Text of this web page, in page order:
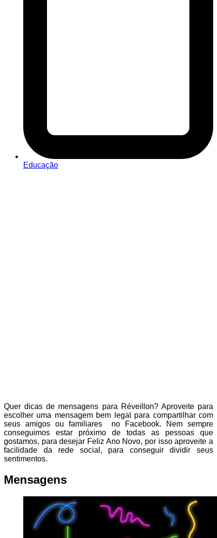
Educação
Quer dicas de mensagens para Réveillon? Aproveite para
escolher uma mensagem bem legal para compartilhar com
seus amigos ou familiares no Facebook. Nem sempre
conseguimos estar próximo de todas as pessoas que
gostamos, para desejar Feliz Ano Novo, por isso aproveite a
facilidade da rede social, para conseguir dividir seus
sentimentos.
Mensagens